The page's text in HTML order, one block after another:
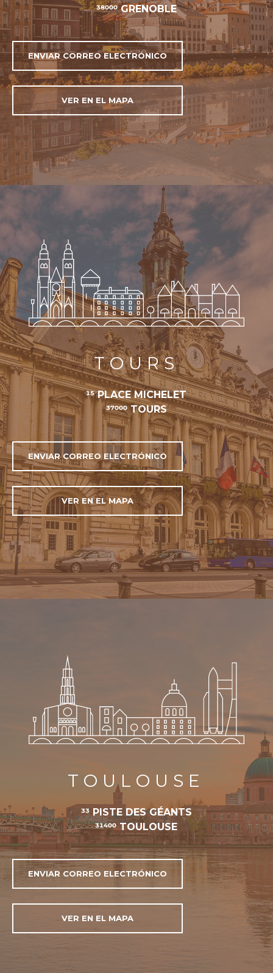
ENVIAR CORREO ELECTRÓNICO
VER EN EL MAPA
38000 GRENOBLE
ENVIAR CORREO ELECTRÓNICO
VER EN EL MAPA
TOURS
15 PLACE MICHELET
37000 TOURS
ENVIAR CORREO ELECTRÓNICO
VER EN EL MAPA
TOULOUSE
33 PISTE DES GÉANTS
31400 TOULOUSE